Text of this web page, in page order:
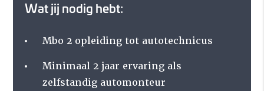
Wat jij nodig hebt:
Mbo 2 opleiding tot autotechnicus
Minimaal 2 jaar ervaring als
zelfstandig automonteur